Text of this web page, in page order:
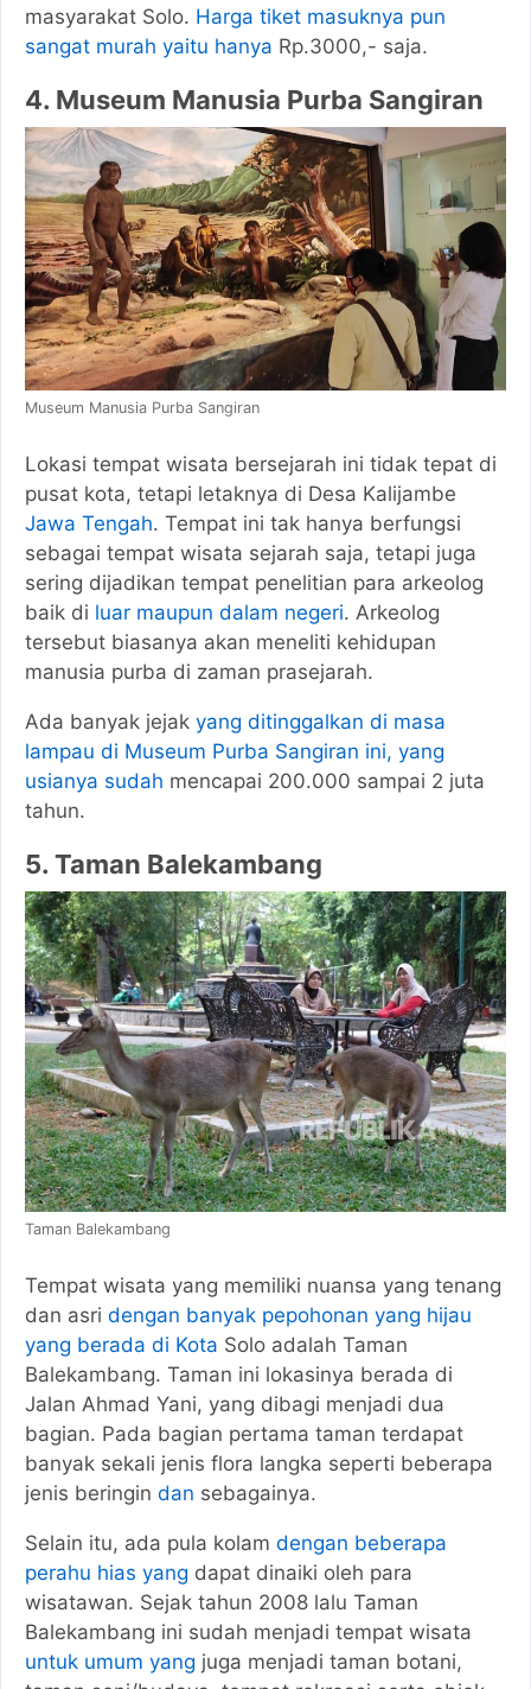
masyarakat Solo. Harga tiket masuknya pun
sangat murah yaitu hanya Rp.3000,- saja.
4. Museum Manusia Purba Sangiran
Museum Manusia Purba Sangiran
Lokasi tempat wisata bersejarah ini tidak tepat di
pusat kota, tetapi letaknya di Desa Kalijambe
Jawa Tengah. Tempat ini tak hanya berfungsi
sebagai tempat wisata sejarah saja, tetapi juga
sering dijadikan tempat penelitian para arkeolog
baik di luar maupun dalam negeri. Arkeolog
tersebut biasanya akan meneliti kehidupan
manusia purba di zaman prasejarah.
Ada banyak jejak yang ditinggalkan di masa
lampau di Museum Purba Sangiran ini, yang
usianya sudah mencapai 200.000 sampai 2 juta
tahun.
5. Taman Balekambang
Taman Balekambang
Tempat wisata yang memiliki nuansa yang tenang
dan asri dengan banyak pepohonan yang hijau
yang berada di Kota Solo adalah Taman
Balekambang. Taman ini lokasinya berada di
Jalan Ahmad Yani, yang dibagi menjadi dua
bagian. Pada bagian pertama taman terdapat
banyak sekali jenis flora langka seperti beberapa
jenis beringin dan sebagainya.
Selain itu, ada pula kolam dengan beberapa
perahu hias yang dapat dinaiki oleh para
wisatawan. Sejak tahun 2008 lalu Taman
Balekambang ini sudah menjadi tempat wisata
untuk umum yang juga menjadi taman botani,